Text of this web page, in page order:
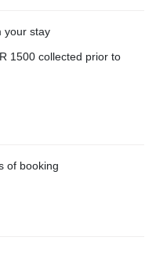
your stay
1500 collected prior to
of booking